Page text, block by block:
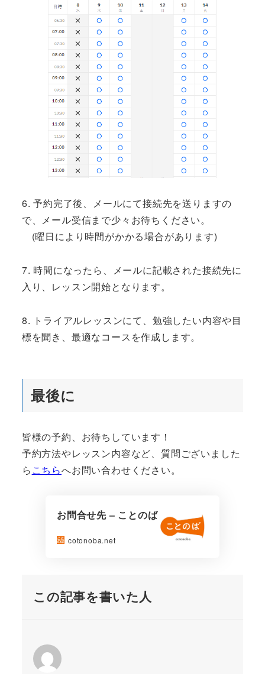
6. 予約完了後、メールにて接続先を送りますの
で、メール受信まで少々お待ちください。
(曜日により時間がかかる場合があります)
7. 時間になったら、メールに記載された接続先に
入り、レッスン開始となります。
8. トライアルレッスンにて、勉強したい内容や目
標を聞き、最適なコースを作成します。
最後に
皆様の予約、お待ちしています！
予約方法やレッスン内容など、質問ございました
ら こちらへお問い合わせください。
お問合せ先 – ことのば
cotonoba.net
この記事を書いた人